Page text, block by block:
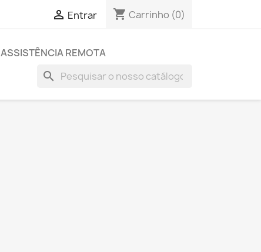
 Entrar shopping_cart Carrinho (0)
ASSISTÊNCIA REMOTA
search